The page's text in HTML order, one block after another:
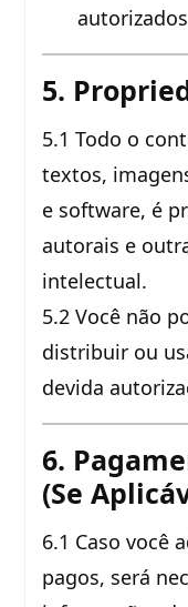
5.
5.1 Todo o
textos,
e software, é
autorais e
intelectual.
5.2 Você não
distribuir ou
devida
6.
(Se
6.1 Caso você
pagos, será